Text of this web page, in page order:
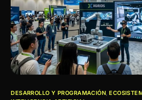
DESARROLLO Y PROGRAMACIÓN,